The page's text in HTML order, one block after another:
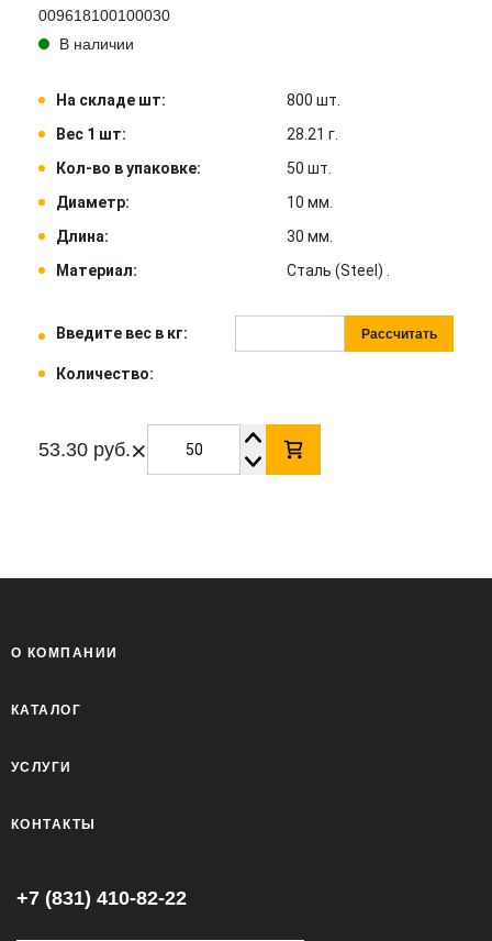
009618100100030
В наличии
На складе шт:
800 шт.
Вес 1 шт:
28.21 г.
Кол-во в упаковке:
50 шт.
Диаметр:
10 мм.
Длина:
30 мм.
Материал:
Сталь (Steel) .
Введите вес в кг: Рассчитать
Количество:
53.30 руб.×
О КОМПАНИИ
КАТАЛОГ
УСЛУГИ
КОНТАКТЫ
+7 (831) 410-82-22